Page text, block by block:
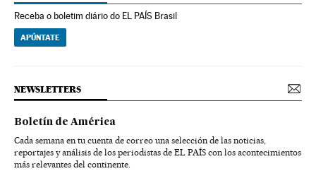
Receba o boletim diário do EL PAÍS Brasil
APÚNTATE
NEWSLETTERS
Boletín de América
Cada semana en tu cuenta de correo una selección de las noticias,
reportajes y análisis de los periodistas de EL PAÍS con los acontecimientos
más relevantes del continente.